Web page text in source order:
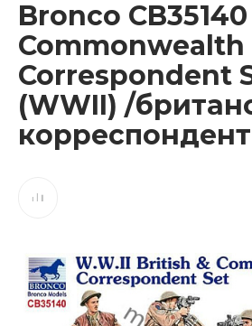
Bronco
Commonwealth
Correspondent
(WWII) /